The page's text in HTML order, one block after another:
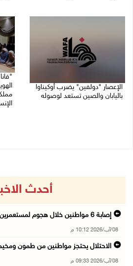
الإعصار "دولفين" يضرب أوكيناوا
باليابان والصين تستعد لوصوله
أحدث
إصابة 6 مواطنين خلال هجوم لمستعمرين إرهابيين ...
08/آب/2026 10:12 م
الاحتلال يحتجز مواطنين من طمون ومخيم
08/آب/2026 09:33 م